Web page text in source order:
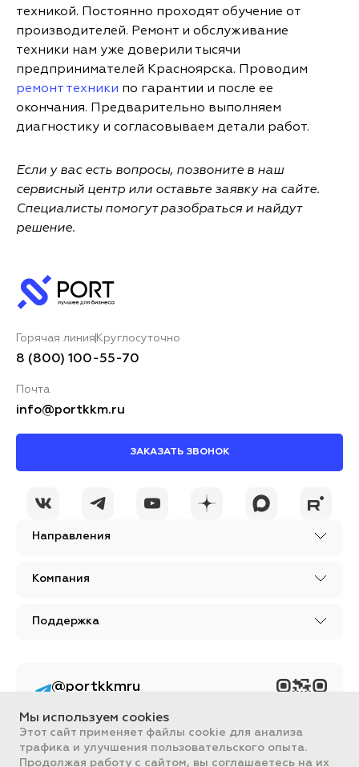
техникой. Постоянно проходят обучение от
производителей. Ремонт и обслуживание
техники нам уже доверили тысячи
предпринимателей Красноярска. Проводим
ремонт техники по гарантии и после ее
окончания. Предварительно выполняем
диагностику и согласовываем детали работ.
Если у вас есть вопросы, позвоните в наш
сервисный центр или оставьте заявку на сайте.
Специалисты помогут разобраться и найдут
решение.
Направления
Компания
Поддержка
Горячая линия Круглосуточно
8 (800) 100-55-70
Почта
info@portkkm.ru
ЗАКАЗАТЬ ЗВОНОК
Вся информация, размещенная на сайте, носит ознакомительный
@portkkmru
контент PORT - бизнес
портал
Мы используем cookies
Этот сайт применяет файлы cookie для анализа
трафика и улучшения пользовательского опыта.
Продолжая работу с сайтом, вы соглашаетесь на их